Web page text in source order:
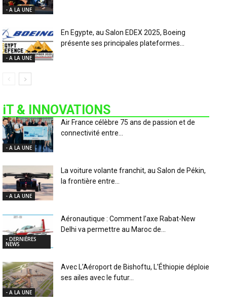
- A LA UNE
- A LA UNE
En Egypte, au Salon EDEX 2025, Boeing
présente ses principales plateformes...
iT & INNOVATIONS
- A LA UNE
Air France célèbre 75 ans de passion et de
connectivité entre...
- A LA UNE
La voiture volante franchit, au Salon de Pékin,
la frontière entre...
- DERNIÈRES
NEWS
Aéronautique : Comment l’axe Rabat-New
Delhi va permettre au Maroc de...
- A LA UNE
Avec L’Aéroport de Bishoftu, L’Éthiopie déploie
ses ailes avec le futur...